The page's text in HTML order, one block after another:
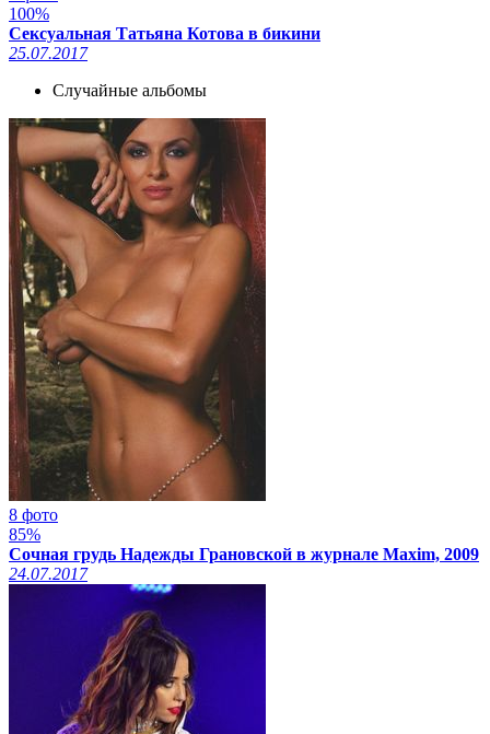
100%
Сексуальная Татьяна Котова в бикини
25.07.2017
Случайные альбомы
8 фото
85%
Сочная грудь Надежды Грановской в журнале Maxim, 2009
24.07.2017